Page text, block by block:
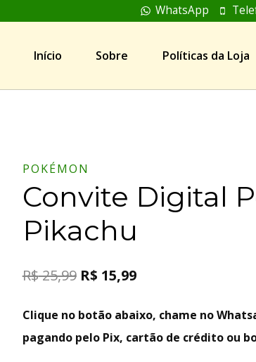
WhatsApp
Início Sobre Políticas da Loja
POKÉMON
Convite Digital
Pikachu
R$25,99 R$ 15,99
Clique no botão abaixo, chame no
pagando pelo Pix, cartão de crédito ou